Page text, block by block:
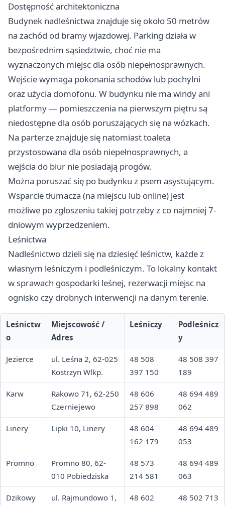
Dostępność architektoniczna
Budynek nadleśnictwa znajduje się około 50 metrów
na zachód od bramy wjazdowej. Parking działa w
bezpośrednim sąsiedztwie, choć nie ma
wyznaczonych miejsc dla osób niepełnosprawnych.
Wejście wymaga pokonania schodów lub pochylni
oraz użycia domofonu. W budynku nie ma windy ani
platformy — pomieszczenia na pierwszym piętru są
niedostępne dla osób poruszających się na wózkach.
Na parterze znajduje się natomiast toaleta
przystosowana dla osób niepełnosprawnych, a
wejścia do biur nie posiadają progów.
Można poruszać się po budynku z psem asystującym.
Wsparcie tłumacza (na miejscu lub online) jest
możliwe po zgłoszeniu takiej potrzeby z co najmniej 7-
dniowym wyprzedzeniem.
Leśnictwa
Nadleśnictwo dzieli się na dziesięć leśnictw, każde z
własnym leśniczym i podleśniczym. To lokalny kontakt
w sprawach gospodarki leśnej, rezerwacji miejsc na
ognisko czy drobnych interwencji na danym terenie.
Leśnictw
o
Miejscowość /
Adres
Leśniczy
Podleśnicz
y
Jezierce
ul. Leśna 2, 62-025
Kostrzyn Wlkp.
48 508
397 150
48 508 397
189
Karw
Rakowo 71, 62-250
Czerniejewo
48 606
257 898
48 694 489
062
Linery Lipki 10, Linery
48 604
162 179
48 694 489
053
Promno
Promno 80, 62-
010 Pobiedziska
48 573
214 581
48 694 489
063
Dzikowy
ul. Rajmundowo 1,
48 602
48 502 713